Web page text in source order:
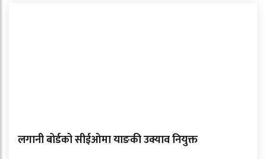
लगानी बोर्डको सीईओमा याङकी उक्याव नियुक्त